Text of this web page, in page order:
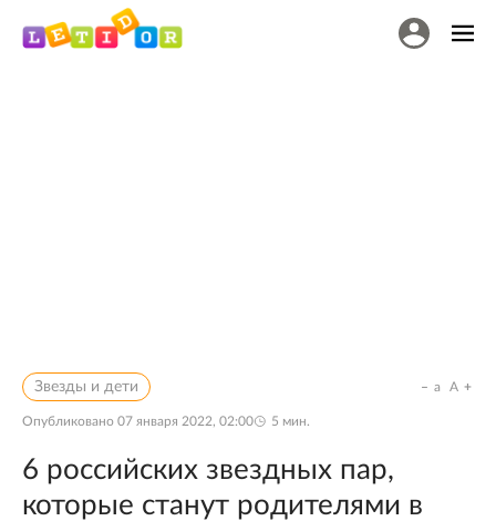
Звезды и дети
Опубликовано 07 января 2022, 02:00 5 мин.
a A
6 российских звездных пар,
которые станут родителями в